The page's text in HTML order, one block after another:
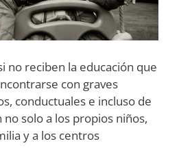
no reciben la educación que
con graves
conductuales e incluso de
solo a los propios niños,
y a los centros